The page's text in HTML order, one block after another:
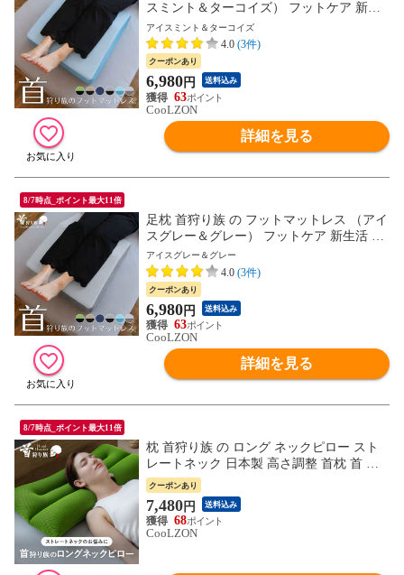
スミント＆ターコイズ） フットケア 新生
活 母の日 父の日 ギフト MG プレゼント お
父さん
アイスミント＆ターコイズ
4.0 (3件)
クーポンあり
6,980円 送料込み
63
CooLZON
詳細を見る
8/7時点_ポイント最大11倍
足枕 首狩り族 の フットマットレス （アイ
スグレー＆グレー） フットケア 新生活 母
の日 父の日 ギフト MG プレゼント お父さ
ん
アイスグレー＆グレー
4.0 (3件)
クーポンあり
6,980円 送料込み
63
CooLZON
詳細を見る
8/7時点_ポイント最大11倍
枕 首狩り族 の ロング ネックピロー スト
レートネック 日本製 高さ調整 首枕 首 肩
こり ストレッチ 快眠 パイプ枕 硬め 洗え
る 清潔 通気性 首こり いびき防止 枕 まく
ら マクラ 頸椎安定型 pillow 新生活
クーポンあり
7,480円 送料込み
68
CooLZON